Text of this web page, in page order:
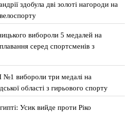
здобула дві золоті нагороди на
вибороли 5 медалей на
серед спортсменів з
вибороли три медалі на
області з гирьового спорту
Усик вийде проти Ріко